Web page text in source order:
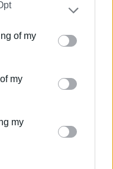
that may
uses one or more
store information
or deny consent to
your data for
of my
my
my
από το
Ειδικεύεται στις
και το
paper